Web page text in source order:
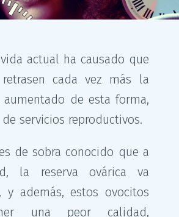
actual ha causado que
cada vez más la
aumentado de esta forma,
servicios reproductivos.
de sobra conocido que a
la reserva ovárica va
y además, estos ovocitos
una peor calidad,